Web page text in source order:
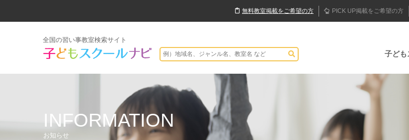
無料教室掲載をご希望の方 PICK UP掲載をご希望の方
全国の習い事教室検索サイト
子ども
INFORMATION
お知らせ